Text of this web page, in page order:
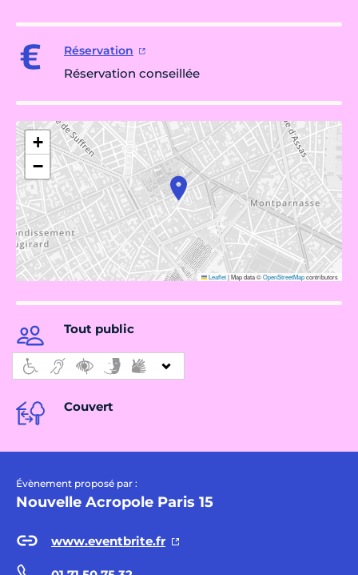
Réservation
Réservation conseillée
+
−
Leaflet|Map data ©OpenStreetMapcontributors
Tout public
Couvert
Évènement proposé par :
Nouvelle Acropole Paris 15
www.eventbrite.fr